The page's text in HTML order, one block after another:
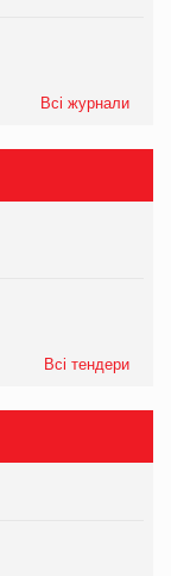
Всі журнали
Всі тендери